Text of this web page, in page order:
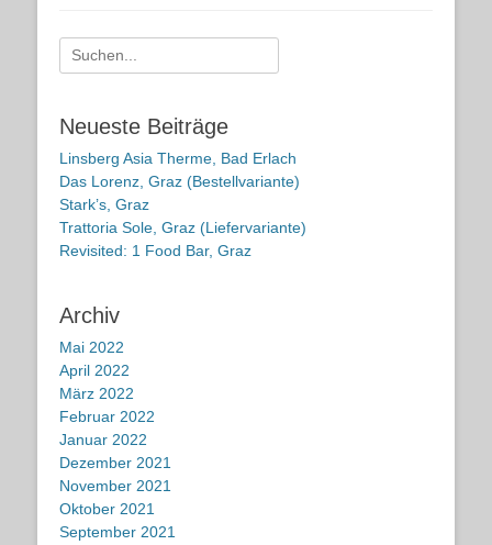
Suche
nach:
Neueste Beiträge
Linsberg Asia Therme, Bad Erlach
Das Lorenz, Graz (Bestellvariante)
Stark’s, Graz
Trattoria Sole, Graz (Liefervariante)
Revisited: 1 Food Bar, Graz
Archiv
Mai 2022
April 2022
März 2022
Februar 2022
Januar 2022
Dezember 2021
November 2021
Oktober 2021
September 2021